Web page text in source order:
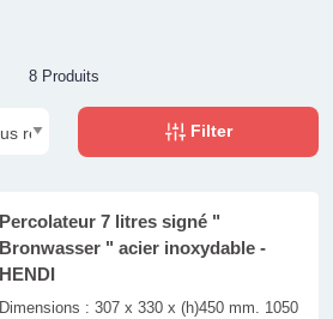
8 Produits
Filter
Percolateur 7 litres signé "
Bronwasser " acier inoxydable -
HENDI
Dimensions : 307 x 330 x (h)450 mm. 1050